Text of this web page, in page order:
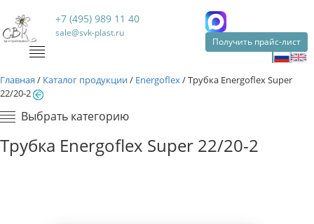
+7 (495) 989 11 40
sale@svk-plast.ru
Получить прайс-лист
Главная / Каталог продукции/ Energoflex/Трубка Energoflex Super
22/20-2
Выбрать категорию
Трубка Energoflex Super 22/20-2